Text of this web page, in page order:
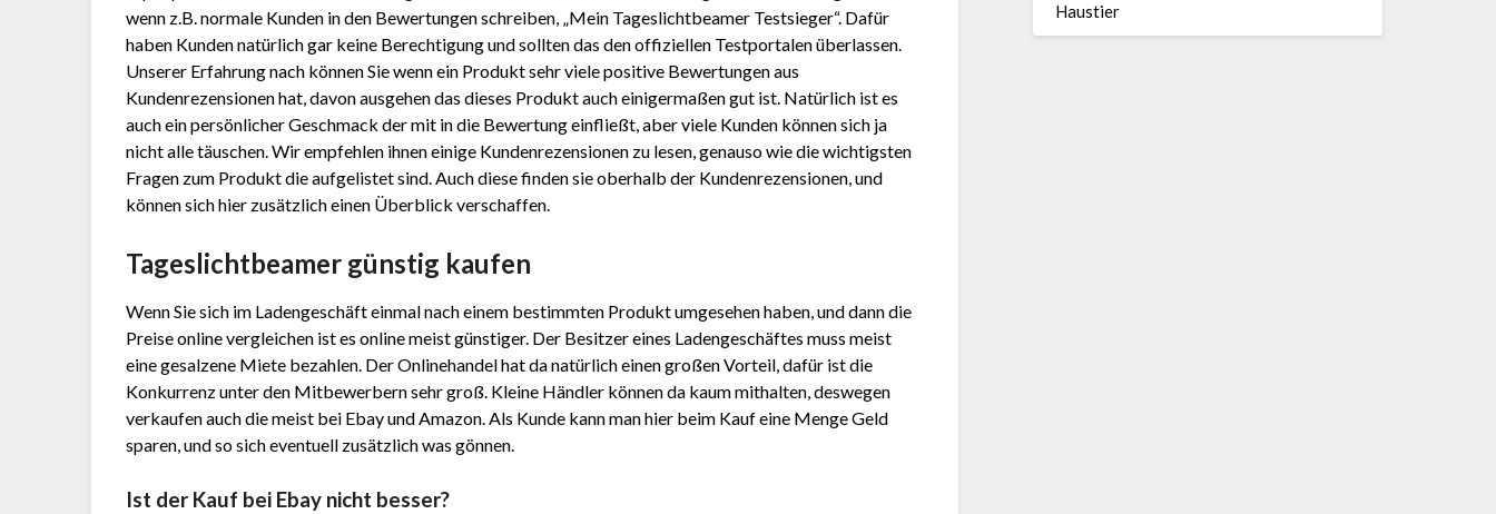
wenn z.B. normale Kunden in den Bewertungen schreiben, „Mein Tageslichtbeamer Testsieger“. Dafür
haben Kunden natürlich gar keine Berechtigung und sollten das den offiziellen Testportalen überlassen.
Unserer Erfahrung nach können Sie wenn ein Produkt sehr viele positive Bewertungen aus
Kundenrezensionen hat, davon ausgehen das dieses Produkt auch einigermaßen gut ist. Natürlich ist es
auch ein persönlicher Geschmack der mit in die Bewertung einfließt, aber viele Kunden können sich ja
nicht alle täuschen. Wir empfehlen ihnen einige Kundenrezensionen zu lesen, genauso wie die wichtigsten
Fragen zum Produkt die aufgelistet sind. Auch diese finden sie oberhalb der Kundenrezensionen, und
können sich hier zusätzlich einen Überblick verschaffen.
Tageslichtbeamer günstig kaufen
Wenn Sie sich im Ladengeschäft einmal nach einem bestimmten Produkt umgesehen haben, und dann die
Preise online vergleichen ist es online meist günstiger. Der Besitzer eines Ladengeschäftes muss meist
eine gesalzene Miete bezahlen. Der Onlinehandel hat da natürlich einen großen Vorteil, dafür ist die
Konkurrenz unter den Mitbewerbern sehr groß. Kleine Händler können da kaum mithalten, deswegen
verkaufen auch die meist bei Ebay und Amazon. Als Kunde kann man hier beim Kauf eine Menge Geld
sparen, und so sich eventuell zusätzlich was gönnen.
Ist der Kauf bei Ebay nicht besser?
Haustier